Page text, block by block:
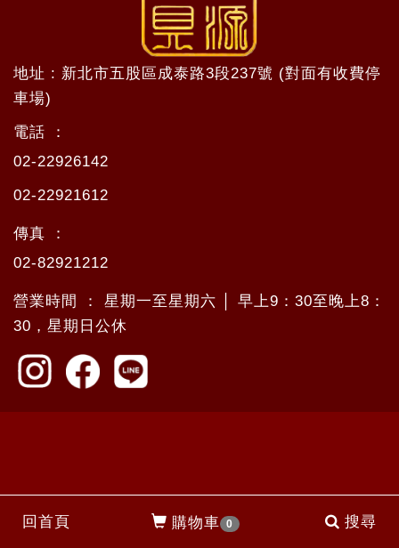
回首頁 購物車 0 搜尋
地址 : 新北市五股區成泰路3段237號 (對面有收費停
車場)
電話 ：
02-22926142
02-22921612
傳真 ：
02-82921212
營業時間 ： 星期一至星期六 │ 早上9：30至晚上8：
30，星期日公休